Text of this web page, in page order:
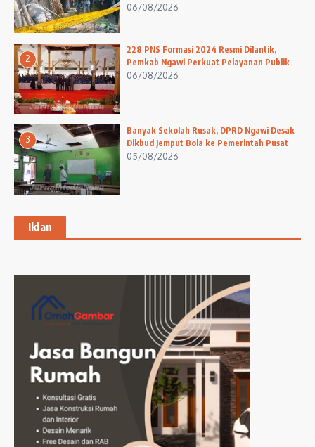
06/08/2026
2
228 PNS Formasi 2024 Resmi Dilantik,
Pemkab Ngawi Perkuat Pelayanan Publik
06/08/2026
3
Banyak Sekolah Rusak, DPRD Ngawi Desak
Dikbud Jemput Bola ke Pemerintah Pusat
05/08/2026
Iklan